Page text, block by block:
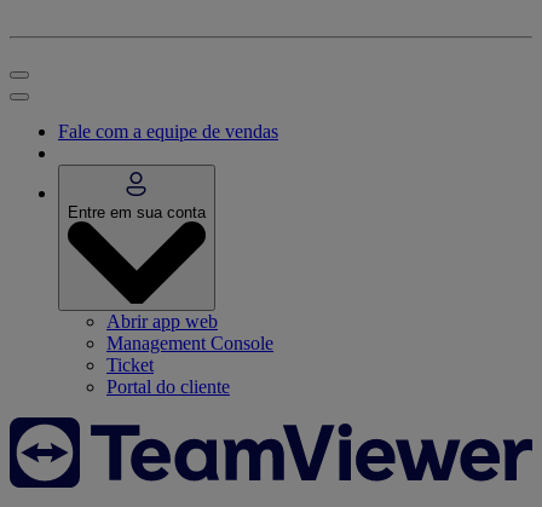
Fale com a equipe de vendas
Entre em sua conta
Abrir app web
Management Console
Ticket
Portal do cliente